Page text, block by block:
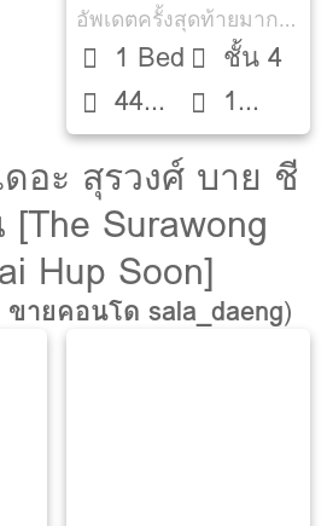
อัพเดตครั้งสุดท้ายมากกว่า 30 วัน
1 Bed
44
ตรม.
ชั้น 4
1
ห้องน้ำ
อะ สุรวงศ์ บาย ชี
Surawong
Hup Soon]
ขายคอนโด sala_daeng)